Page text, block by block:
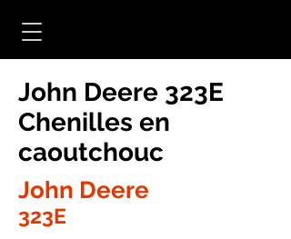
John Deere 323E
Chenilles en
caoutchouc
John Deere
323E